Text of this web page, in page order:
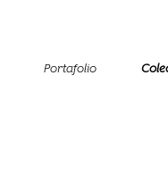
Portafolio